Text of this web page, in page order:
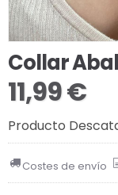
Collar
11,99 €
Producto
Costes de envío